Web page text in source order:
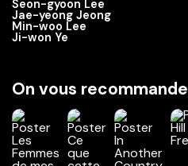
Seon-gyoon Lee
Jae-yeong Jeong
Min-woo Lee
Ji-won Ye
On vous recommande